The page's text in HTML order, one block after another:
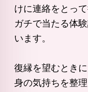
けに連絡をとっ
ガチで当たる体
います。
復縁を望むとき
身の気持ちを整